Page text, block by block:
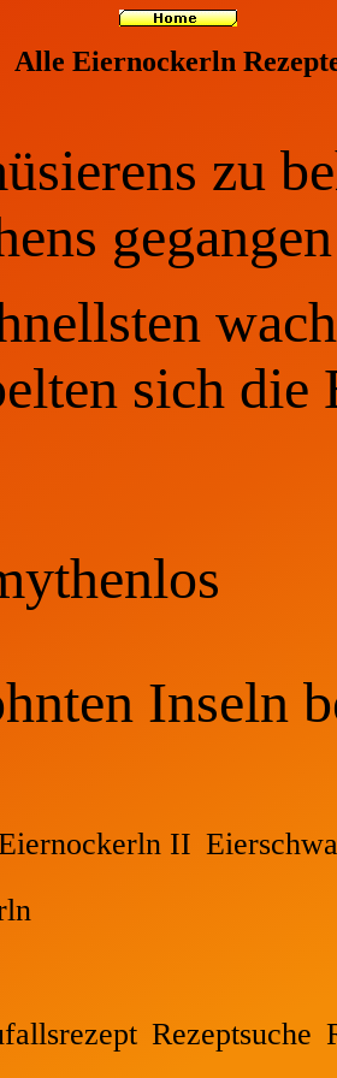
Alle Eiernockerln
zu
sich
Inseln
II
Rezeptsuche